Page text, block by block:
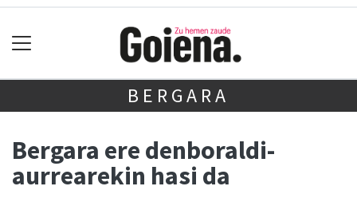
BERGARA
Bergara ere denboraldi-
aurrearekin hasi da